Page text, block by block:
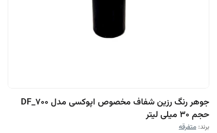
جوهر رنگ رزین شفاف مخصوص اپوکسی مدل DF_700
حجم 30 میلی لیتر
برند: متفرقه